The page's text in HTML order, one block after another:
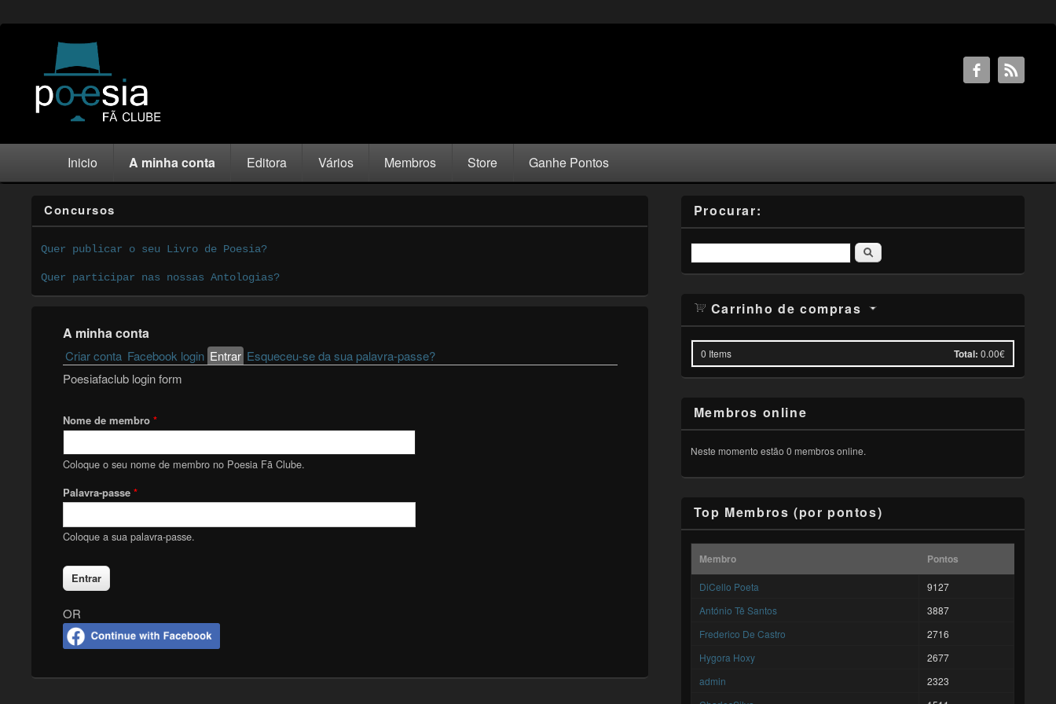
Inicio A minha conta Editora Vários Membros Store Ganhe Pontos
Concursos
Quer publicar o seu Livro de Poesia?
Quer participar nas nossas Antologias?
A minha conta
Primary tabs
Criar conta Facebook login Entrar(active tab)
Esqueceu-se da sua palavra-passe?
Poesiafaclub login form
Nome de membro *
Coloque o seu nome de membro no Poesia Fã Clube.
Palavra-passe *
Coloque a sua palavra-passe.
OR
Procurar:
Pesquisar
Carrinho de compras
0 Items Total: 0.00€
Membros online
Neste momento estão 0 membros online.
Top Membros (por pontos)
Membro Pontos
DiCello Poeta
9127
António Tê Santos
3887
Frederico De Castro
2716
Hygora Hoxy
2677
admin
2323